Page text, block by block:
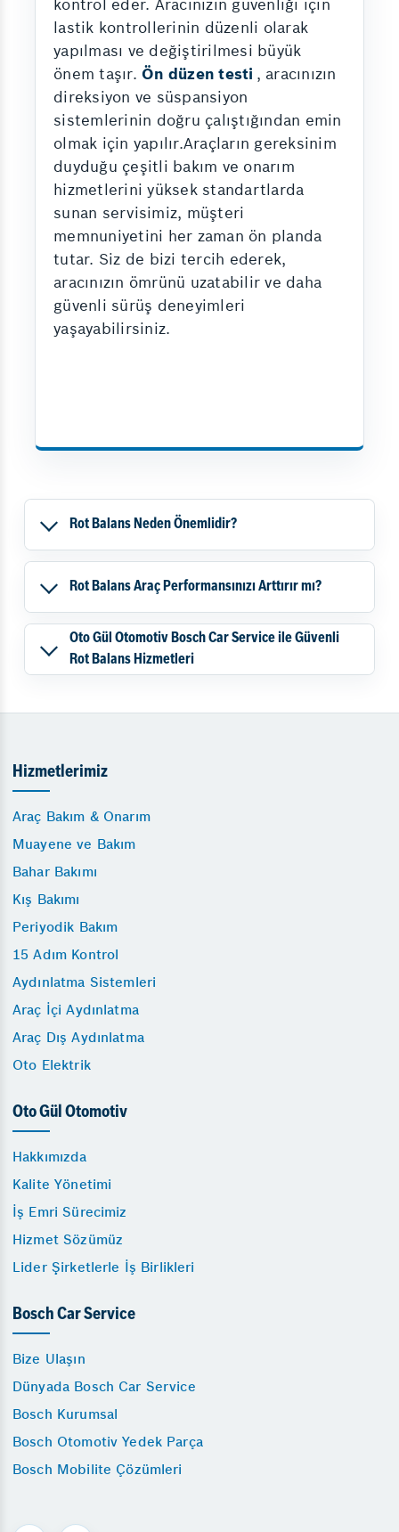
kontrol eder. Aracınızın güvenliği için
lastik kontrollerinin düzenli olarak
yapılması ve değiştirilmesi büyük
önem taşır. Ön düzen testi , aracınızın
direksiyon ve süspansiyon
sistemlerinin doğru çalıştığından emin
olmak için yapılır.Araçların gereksinim
duyduğu çeşitli bakım ve onarım
hizmetlerini yüksek standartlarda
sunan servisimiz, müşteri
memnuniyetini her zaman ön planda
tutar. Siz de bizi tercih ederek,
aracınızın ömrünü uzatabilir ve daha
güvenli sürüş deneyimleri
yaşayabilirsiniz.
Rot Balans Neden Önemlidir?
Rot Balans Araç Performansınızı Arttırır mı?
Oto Gül Otomotiv Bosch Car Service ile Güvenli
Rot Balans Hizmetleri
Hizmetlerimiz
Araç Bakım & Onarım
Muayene ve Bakım
Bahar Bakımı
Kış Bakımı
Periyodik Bakım
15 Adım Kontrol
Aydınlatma Sistemleri
Araç İçi Aydınlatma
Araç Dış Aydınlatma
Oto Elektrik
Oto Gül Otomotiv
Hakkımızda
Kalite Yönetimi
İş Emri Sürecimiz
Hizmet Sözümüz
Lider Şirketlerle İş Birlikleri
Bosch Car Service
Bize Ulaşın
Dünyada Bosch Car Service
Bosch Kurumsal
Bosch Otomotiv Yedek Parça
Bosch Mobilite Çözümleri